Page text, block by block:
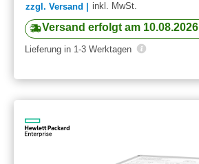
zzgl. Versand | inkl. MwSt.
Versand erfolgt am 10.08.2026
Lieferung in 1-3 Werktagen